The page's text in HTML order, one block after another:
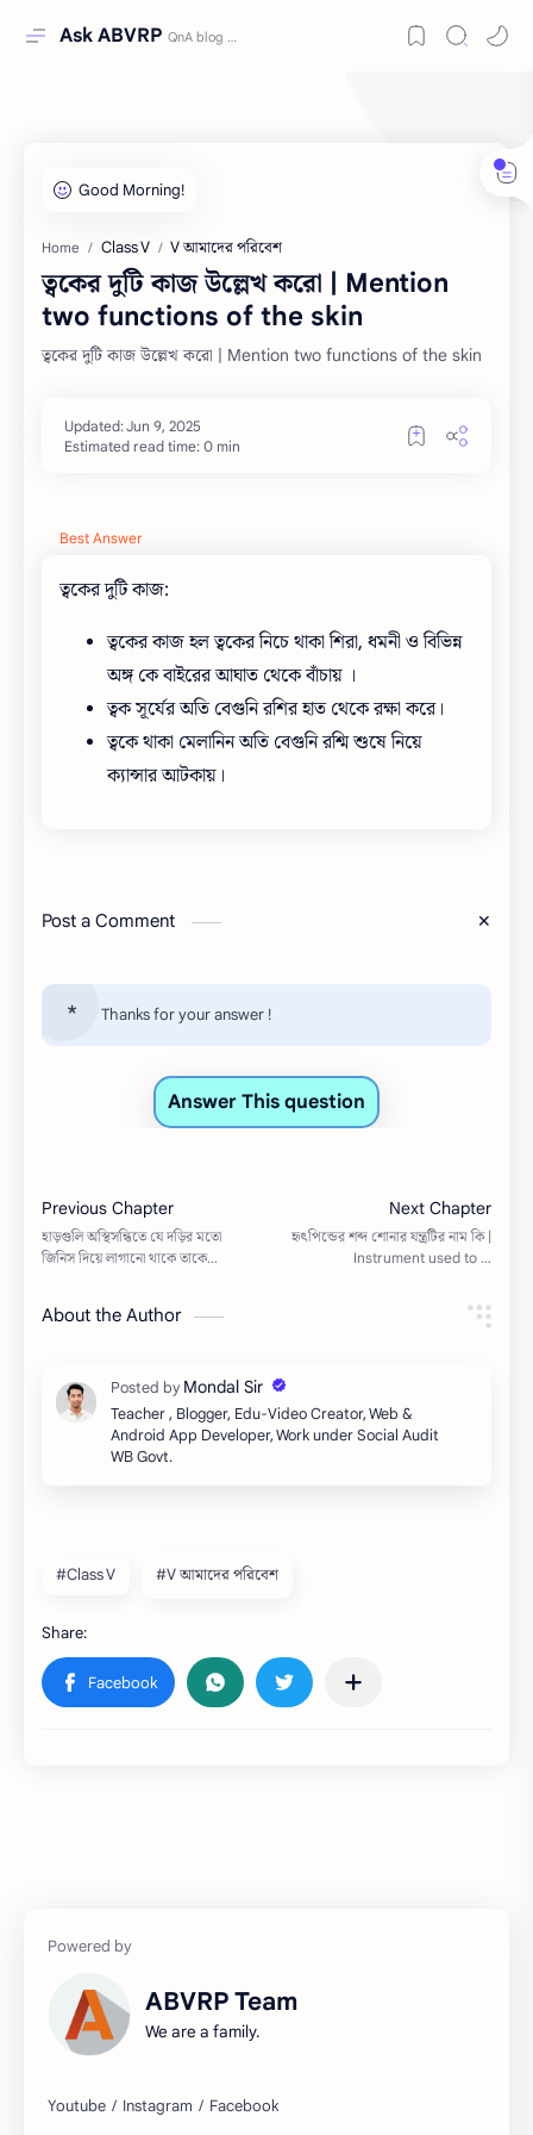
Ask ABVRP
Home Class V V আমাদের পরিবেশ
ত্বকের দুটি কাজ উল্লেখ করো | Mention
two functions of the skin
ত্বকের দুটি কাজ উল্লেখ করো | Mention two functions of the skin
Estimated read time: 0 min
Best Answer
ত্বকের দুটি কাজ:
ত্বকের কাজ হল ত্বকের নিচে থাকা শিরা, ধমনী ও বিভিন্ন
অঙ্গ কে বাইরের আঘাত থেকে বাঁচায় ।
ত্বক সূর্যের অতি বেগুনি রশির হাত থেকে রক্ষা করে।
ত্বকে থাকা মেলানিন অতি বেগুনি রশ্মি শুষে নিয়ে
ক্যান্সার আটকায়।
Post a Comment
Thanks for your answer !
About the Author
Teacher , Blogger, Edu-Video Creator, Web &
Android App Developer, Work under Social Audit
WB Govt.
#Class V #V আমাদের পরিবেশ
ABVRP Team
We are a family.